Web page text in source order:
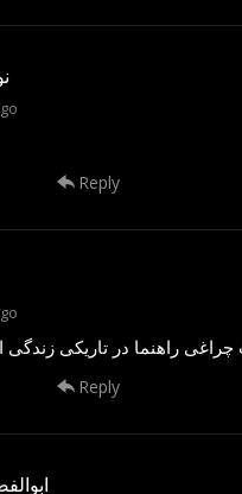
Reply
Reply